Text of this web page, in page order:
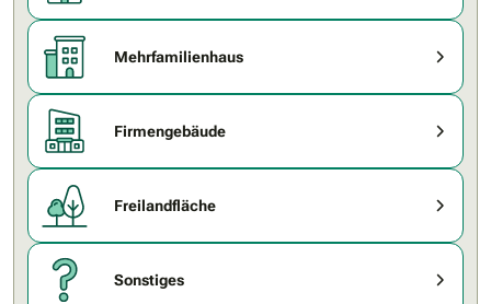
Mehrfamilienhaus
Firmengebäude
Freilandfläche
Sonstiges